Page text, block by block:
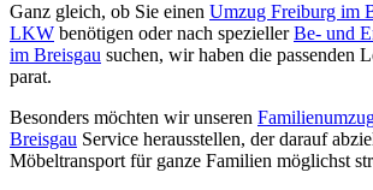
Ganz gleich, ob Sie einen Umzug Freiburg im
LKW benötigen oder nach speziellerBe- und
im Breisgau suchen, wir haben die passenden
parat.
Besonders möchten wir unseren
Breisgau Service herausstellen, der darauf
Möbeltransport für ganze Familien möglichst